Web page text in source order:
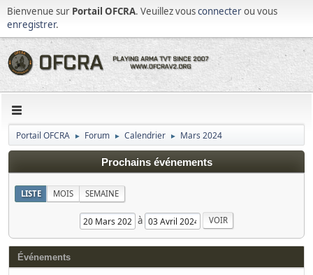
Bienvenue sur Portail OFCRA. Veuillez vousconnecterou vous
enregistrer.
Portail OFCRA ► Forum ► Calendrier ► Mars 2024
Prochains événements
LISTE MOIS SEMAINE
à
Événements